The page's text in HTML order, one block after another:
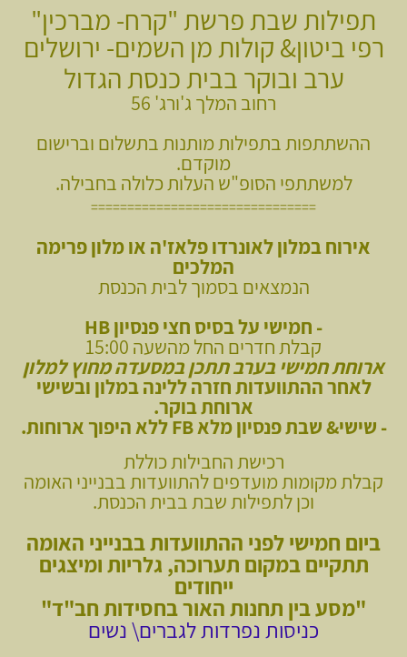
תפילות שבת פרשת "קרח- מברכין"
רפי ביטון& קולות מן השמים- ירושלים
ערב ובוקר בבית כנסת הגדול
רחוב המלך ג'ורג' 56
ההשתתפות בתפילות מותנות בתשלום וברישום
מוקדם.
למשתתפי הסופ"ש העלות כלולה בחבילה.
===============================
אירוח במלון לאונרדו פלאז'ה או מלון פרימה
המלכים
הנמצאים בסמוך לבית הכנסת
- חמישי על בסיס חצי פנסיון HB
קבלת חדרים החל מהשעה 15:00
ארוחת חמישי בערב תתכן במסעדה מחוץ למלון
לאחר ההתוועדות חזרה ללינה במלון ובשישי
ארוחת בוקר.
- שישי& שבת פנסיון מלאFB ללא היפוך ארוחות.
רכישת החבילות כוללת
קבלת מקומות מועדפים להתוועדות בבנייני האומה
וכן לתפילות שבת בבית הכנסת.
ביום חמישי לפני ההתוועדות בבנייני האומה
תתקיים במקום תערוכה, גלריות ומיצגים
ייחודים
"מסע בין תחנות האור בחסידות חב"ד"
כניסות נפרדות לגברים\ נשים